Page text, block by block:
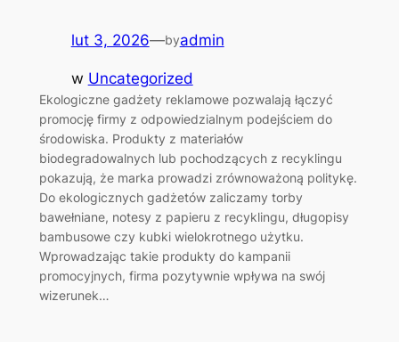
lut 3, 2026—byadmin
w Uncategorized
Ekologiczne gadżety reklamowe pozwalają łączyć
promocję firmy z odpowiedzialnym podejściem do
środowiska. Produkty z materiałów
biodegradowalnych lub pochodzących z recyklingu
pokazują, że marka prowadzi zrównoważoną politykę.
Do ekologicznych gadżetów zaliczamy torby
bawełniane, notesy z papieru z recyklingu, długopisy
bambusowe czy kubki wielokrotnego użytku.
Wprowadzając takie produkty do kampanii
promocyjnych, firma pozytywnie wpływa na swój
wizerunek…